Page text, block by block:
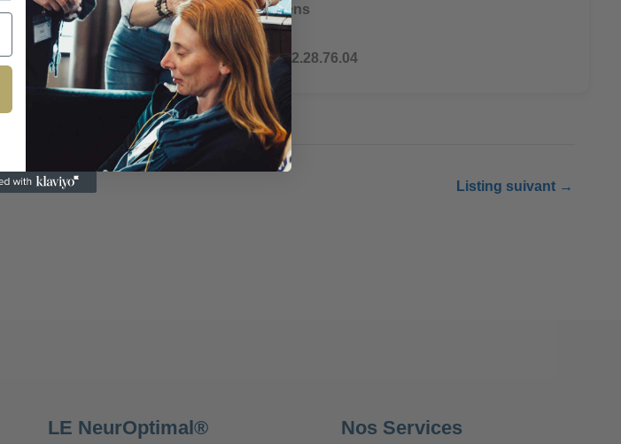
89100 Sens
Tél : 07.82.28.76.04
Listing suivant →
LE NeurOptimal® Nos Services